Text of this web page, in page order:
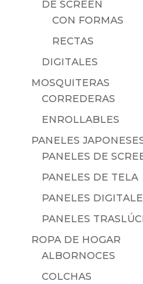
DE SCREEN
CON FORMAS
RECTAS
DIGITALES
MOSQUITERAS
CORREDERAS
ENROLLABLES
PANELES
PANELES DE
PANELES DE TELA
PANELES
PANELES
ROPA DE HOGAR
ALBORNOCES
COLCHAS